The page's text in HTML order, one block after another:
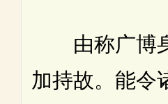
由称广博
加持故。能令